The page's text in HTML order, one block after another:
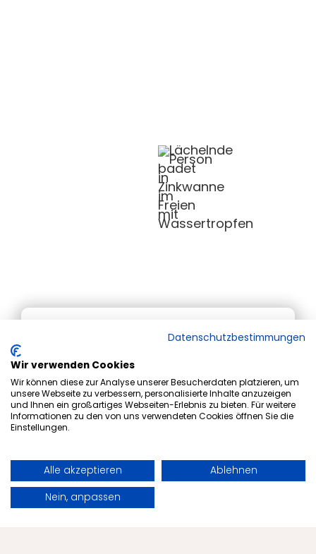
Anfragen
Gesundheitstipps
Sitzreibebad zur Steigerung
des Wohlbefindens
Ein kaltes Sitzreibebad ist eine einfache, aber
gesundheitliche Beschwerden zu lindern und
das allgemeine Wohlbefinden zu fördern.
Datenschutzbestimmungen
Wir verwenden Cookies
Wir können diese zur Analyse unserer Besucherdaten platzieren, um
unsere Webseite zu verbessern, personalisierte Inhalte anzuzeigen
und Ihnen ein großartiges Webseiten-Erlebnis zu bieten. Für weitere
Informationen zu den von uns verwendeten Cookies öffnen Sie die
Einstellungen.
Alle akzeptieren
Ablehnen
Nein, anpassen